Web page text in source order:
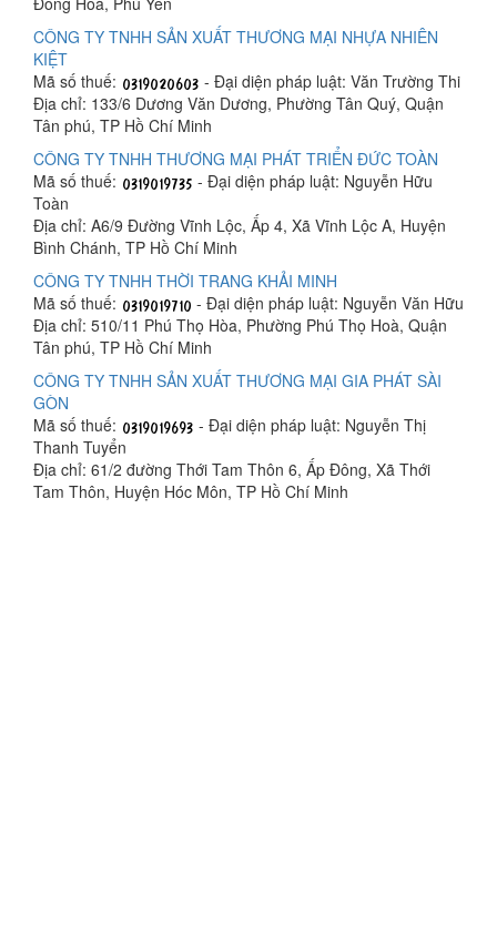
CÔNG TY TNHH SẢN XUẤT THƯƠNG MẠI NHỰA NHIÊN
KIỆT
Mã số thuế:
- Đại diện pháp luật: Văn Trường Thi
Địa chỉ: 133/6 Dương Văn Dương, Phường Tân Quý, Quận
Tân phú, TP Hồ Chí Minh
CÔNG TY TNHH THƯƠNG MẠI PHÁT TRIỂN ĐỨC TOÀN
Mã số thuế:
- Đại diện pháp luật: Nguyễn Hữu
Toàn
Địa chỉ: A6/9 Đường Vĩnh Lộc, Ấp 4, Xã Vĩnh Lộc A, Huyện
Bình Chánh, TP Hồ Chí Minh
CÔNG TY TNHH THỜI TRANG KHẢI MINH
Mã số thuế:
- Đại diện pháp luật: Nguyễn Văn Hữu
Địa chỉ: 510/11 Phú Thọ Hòa, Phường Phú Thọ Hoà, Quận
Tân phú, TP Hồ Chí Minh
CÔNG TY TNHH SẢN XUẤT THƯƠNG MẠI GIA PHÁT SÀI
GÒN
Mã số thuế:
- Đại diện pháp luật: Nguyễn Thị
Thanh Tuyển
Địa chỉ: 61/2 đường Thới Tam Thôn 6, Ấp Đông, Xã Thới
Tam Thôn, Huyện Hóc Môn, TP Hồ Chí Minh